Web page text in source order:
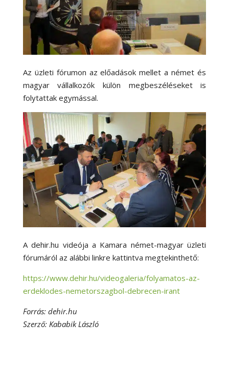
Az üzleti fórumon az előadások mellet a német és
magyar vállalkozók külön megbeszéléseket is
folytattak egymással.
A dehir.hu videója a Kamara német-magyar üzleti
fórumáról az alábbi linkre kattintva megtekinthető:
https://www.dehir.hu/videogaleria/folyamatos-az-
erdeklodes-nemetorszagbol-debrecen-irant
Forrás: dehir.hu
Szerző: Kababik László